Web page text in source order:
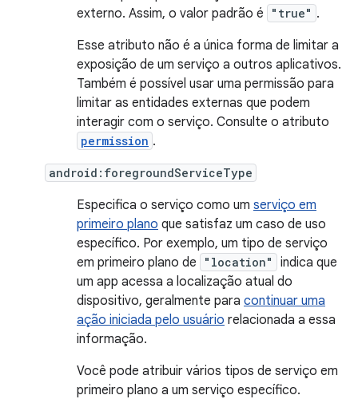
externo. Assim, o valor padrão é
"true" .
Esse atributo não é a única forma de limitar a
exposição de um serviço a outros aplicativos.
Também é possível usar uma permissão para
limitar as entidades externas que podem
interagir com o serviço. Consulte o atributo
permission .
android:foregroundServiceType
Especifica o serviço como um serviço em
primeiro plano que satisfaz um caso de uso
específico. Por exemplo, um tipo de serviço
em primeiro plano de
"location"
indica que
um app acessa a localização atual do
dispositivo, geralmente para continuar uma
ação iniciada pelo usuário relacionada a essa
informação.
Você pode atribuir vários tipos de serviço em
primeiro plano a um serviço específico.